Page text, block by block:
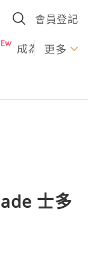
會員登記
成為U更多
士多